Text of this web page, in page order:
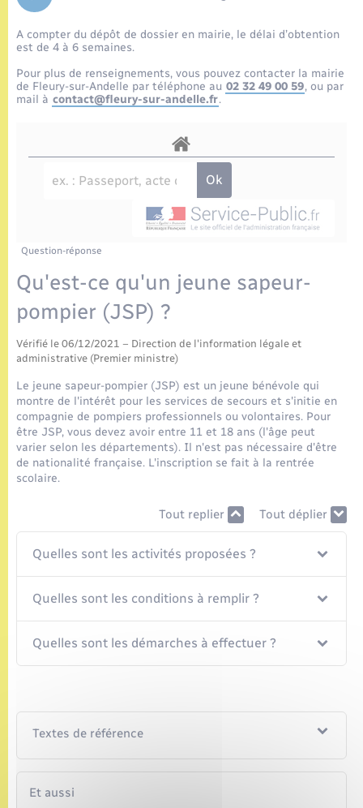
Etat-civil - Papiers - Citoyenneté
Etat civil
Mariage – PACS
Logement - Urbanisme
Nouvel habitant
Organisation d’événement
Sécurité - Prévention
Transports
Transports scolaires
Voirie et espace public
Travaux - Autorisation d’occupation de l’espace
public
Compétences
Plan interactif
La Communauté de communes
A compter du dépôt de dossier en mairie, le délai d’obtention
est de 4 à 6 semaines.
Pour plus de renseignements, vous pouvez contacter la mairie
de Fleury-sur-Andelle par téléphone au 02 32 49 00 59, ou par
mail à contact@fleury-sur-andelle.fr.
Question-réponse
Qu'est-ce qu'un jeune sapeur-
pompier (JSP) ?
Vérifié le 06/12/2021 – Direction de l'information légale et
administrative (Premier ministre)
Le jeune sapeur-pompier (JSP) est un jeune bénévole qui
montre de l'intérêt pour les services de secours et s'initie en
compagnie de pompiers professionnels ou volontaires. Pour
être JSP, vous devez avoir entre 11 et 18 ans (l'âge peut
varier selon les départements). Il n'est pas nécessaire d'être
de nationalité française. L'inscription se fait à la rentrée
scolaire.
Tout replier Tout déplier
Quelles sont les activités proposées ?
Quelles sont les conditions à remplir ?
Quelles sont les démarches à effectuer ?
Textes de référence
Et aussi